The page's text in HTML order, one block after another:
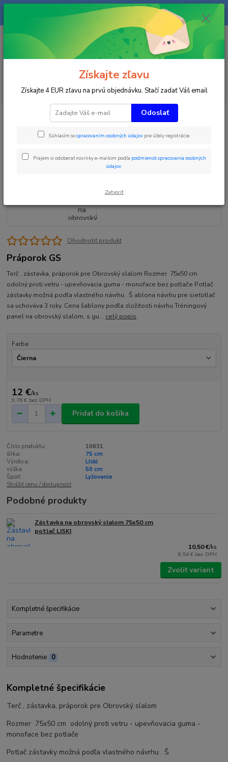
Na našom eshope sa priebežne pracuje a tovar sa priebežne dopĺňa. radi
Vás obslúžime i telefonicky na +421 911 906 066.
Menu
Hľadať
+421903906066
(Po-Pia, 9-16 hod.)
Zimné športy Zástavka na obrovský slalom 75x50 cm
Zástavka na obrovský slalom
75x50 cm
Ohodnotiť produkt
Práporok GS
Terč , zástavka, práporok pre Obrovský slalom Rozmer 75x50 cm
odolný proti vetru - upevňovacia guma - monoface bez potlače Potlač
zástavky možná podľa vlastného návrhu . Š ablona návrhu pre sieťotlač
sa uchováva 3 roky. Cena šablony podľa zložitosti návrhu Tréningový
panel na obrovský slalom, s gu... celý popis
Farba
12 €/ks
9,76 € bez DPH
Pridať do košíka
Číslo produktu:
10631
šírka:
75 cm
Výrobca:
LIski
výška:
50 cm
Šport:
Lyžovanie
Strážiť cenu / dostupnosť
Podobné produkty
Zástavka na obrovský slalom 75x50 cm
potlač LISKI
10,50 €/ks
8,54 € bez DPH
Zvoliť variant
Kompletné špecifikácie
Parametre
Hodnotenie 0
Kompletné špecifikácie
Terč , zástavka, práporok pre Obrovský slalom
Rozmer 75x50 cm odolný proti vetru - upevňovacia guma -
monoface bez potlače
Potlač zástavky možná podľa vlastného návrhu . Š
Získajte zľavu
Získajte 4 EUR zľavu na prvú objednávku. Stačí zadať Váš email
Odoslať
Súhlasím sospracovaním osobných údajov pre účely registrácie.
Prajem si odoberať novinky e-mailom podľa podmienok spracovania osobných
údajov
Zatvoriť